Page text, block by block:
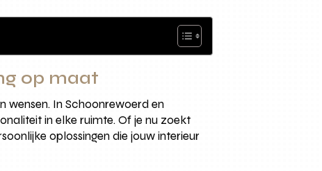
op maat
wensen. In Schoonrewoerd en
in elke ruimte. Of je nu zoekt
oplossingen die jouw interieur